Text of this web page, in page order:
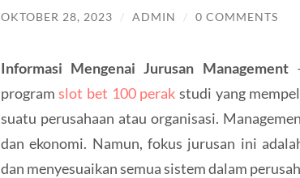
OKTOBER 28, 2023 / ADMIN / 0 COMMENTS
Informasi Mengenai Jurusan Management
programslot bet 100 perak studi yang
suatu perusahaan atau organisasi.
dan ekonomi. Namun, fokus jurusan ini
dan menyesuaikan semua sistem dalam